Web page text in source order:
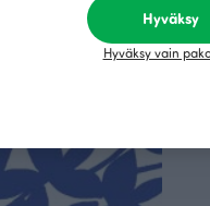
Hyväksy
Hyväksy vain